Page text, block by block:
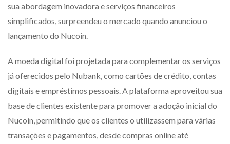
sua abordagem inovadora e serviços financeiros
simplificados, surpreendeu o mercado quando anunciou o
lançamento do Nucoin.
A moeda digital foi projetada para complementar os serviços
já oferecidos pelo Nubank, como cartões de crédito, contas
digitais e empréstimos pessoais. A plataforma aproveitou sua
base de clientes existente para promover a adoção inicial do
Nucoin, permitindo que os clientes o utilizassem para várias
transações e pagamentos, desde compras online até